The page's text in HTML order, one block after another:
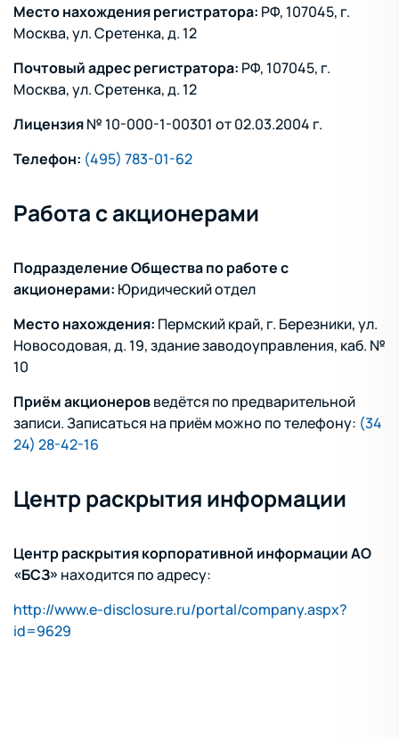
Место нахождения регистратора: РФ, 107045, г.
Москва, ул. Сретенка, д. 12
Почтовый адрес регистратора: РФ, 107045, г.
Москва, ул. Сретенка, д. 12
Лицензия№ 10-000-1-00301 от 02.03.2004 г.
Телефон: (495) 783-01-62
Работа с акционерами
Подразделение Общества по работе с
акционерами: Юридический отдел
Место нахождения: Пермский край, г. Березники, ул.
Новосодовая, д. 19, здание заводоуправления, каб. №
10
Приём акционеровведётся по предварительной
записи. Записаться на приём можно по телефону: (34
24) 28-42-16
Центр раскрытия информации
Центр раскрытия корпоративной информации АО
«БСЗ» находится по адресу:
http://www.e-disclosure.ru/portal/company.aspx?
id=9629